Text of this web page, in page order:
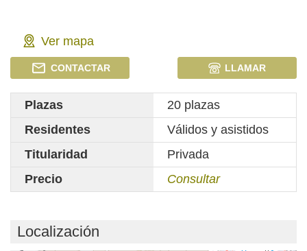
Ver mapa
CONTACTAR LLAMAR
Plazas
20 plazas
Residentes
Válidos y asistidos
Titularidad
Privada
Precio
Consultar
Localización